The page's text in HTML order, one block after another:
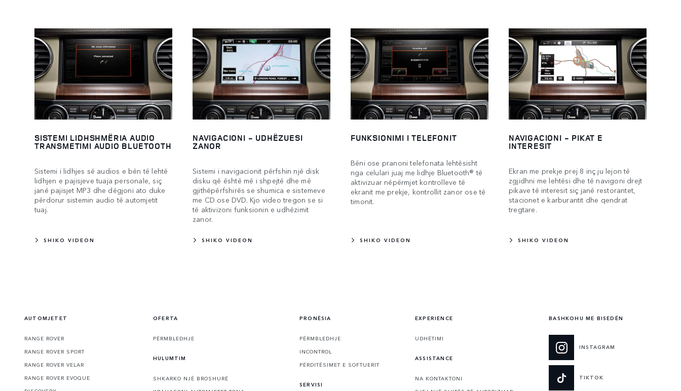
SISTEMI LIDHSHMËRIA AUDIO
TRANSMETIMI AUDIO BLUETOOTH
Sistemi i lidhjes së audios e bën të lehtë
lidhjen e pajisjeve tuaja personale, siç
janë pajisjet MP3 dhe dëgjoni ato duke
përdorur sistemin audio të automjetit
tuaj.
SHIKO VIDEON
NAVIGACIONI - UDHËZUESI
ZANOR
Sistemi i navigacionit përfshin një disk
disku që është më i shpejtë dhe më
gjithëpërfshirës se shumica e sistemeve
me CD ose DVD. Kjo video tregon se si
të aktivizoni funksionin e udhëzimit
zanor.
SHIKO VIDEON
FUNKSIONIMI I TELEFONIT
Bëni ose pranoni telefonata lehtësisht
nga celulari juaj me lidhje Bluetooth® të
aktivizuar nëpërmjet kontrolleve të
ekranit me prekje, kontrollit zanor ose të
timonit.
SHIKO VIDEON
NAVIGACIONI - PIKAT E
INTERESIT
Ekran me prekje prej 8 inç ju lejon të
zgjidhni me lehtësi dhe të navigoni drejt
pikave të interesit siç janë restorantet,
stacionet e karburantit dhe qendrat
tregtare.
SHIKO VIDEON
AUTOMJETET
RANGE ROVER
RANGE ROVER SPORT
RANGE ROVER VELAR
RANGE ROVER EVOQUE
OFERTA
PËRMBLEDHJE
HULUMTIM
SHKARKO NJË BROSHURË
PRONËSIA
PËRMBLEDHJE
INCONTROL
PËRDITËSIMET E SOFTUERIT
SERVISI
EXPERIENCE
UDHËTIMI
ASSISTANCE
NA KONTAKTONI
BASHKOHU ME BISEDËN
INSTAGRAM
TIKTOK